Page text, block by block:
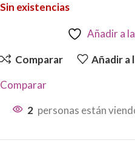
Sin existencias
Añadir a
Comparar Añadir a
Comparar
2 personas están